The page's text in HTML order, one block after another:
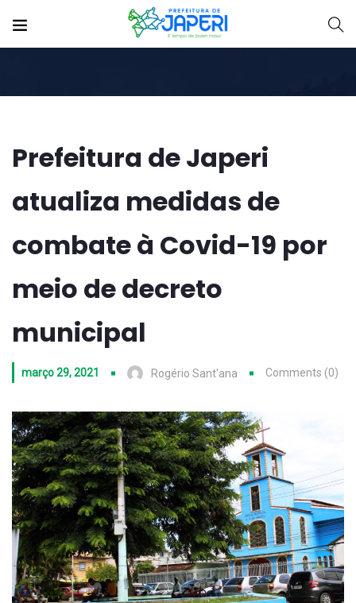
Prefeitura de Japeri
atualiza medidas de
combate à Covid-19 por
meio de decreto
municipal
março 29, 2021 Rogério Sant'ana Comments (0)